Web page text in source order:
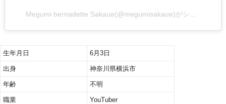
Megumi bernadette Sakaue(@megumisakaue)がシェアした投稿
生年月日 6月3日
出身 神奈川県横浜市
年齢 不明
職業 YouTuber